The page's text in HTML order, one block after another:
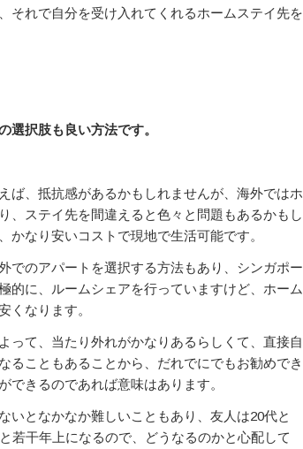
それで自分を受け入れてくれるホームステイ先を
選択肢も良い方法です。
ば、抵抗感があるかもしれませんが、海外ではホ
、ステイ先を間違えると色々と問題もあるかもし
かなり安いコストで現地で生活可能です。
でのアパートを選択する方法もあり、シンガポー
的に、ルームシェアを行っていますけど、ホーム
くなります。
って、当たり外れがかなりあるらしくて、直接自
ることもあることから、だれでにでもお勧めでき
できるのであれば意味はあります。
いとなかなか難しいこともあり、友人は20代と
若干年上になるので、どうなるのかと心配して